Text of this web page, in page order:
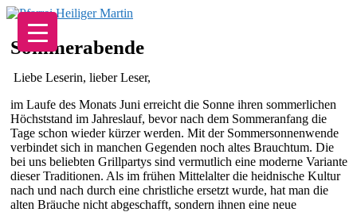
Zum
Inhalt
springen
Sommerabende
Liebe Leserin, lieber Leser,
im Laufe des Monats Juni erreicht die Sonne ihren sommerlichen
Höchststand im Jahreslauf, bevor nach dem Sommeranfang die
Tage schon wieder kürzer werden. Mit der Sommersonnenwende
verbindet sich in manchen Gegenden noch altes Brauchtum. Die
bei uns beliebten Grillpartys sind vermutlich eine moderne Variante
dieser Traditionen. Als im frühen Mittelalter die heidnische Kultur
nach und nach durch eine christliche ersetzt wurde, hat man die
alten Bräuche nicht abgeschafft, sondern ihnen eine neue